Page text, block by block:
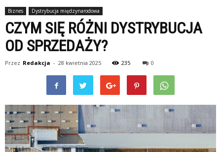
Biznes Dystrybucja międzynarodowa
CZYM SIĘ RÓŻNI DYSTRYBUCJA
OD SPRZEDAŻY?
Przez Redakcja - 28 kwietnia 2025 235 0